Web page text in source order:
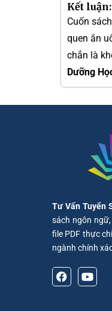
Kết
Cuốn sách
quen ăn
chắn là
Dưỡng
Tư Vấn Tuyển
sách ngôn
file PDF thực
ngành chính